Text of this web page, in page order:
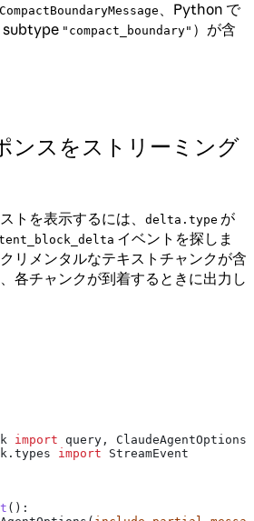
、Python で
"compact_boundary" ）が含
ンスをストリーミング
トを表示するには、 delta.type が
イベントを探しま
リメンタルなテキストチャンクが含
各チャンクが到着するときに出力し
import query, ClaudeAgentOptions
import StreamEvent
():